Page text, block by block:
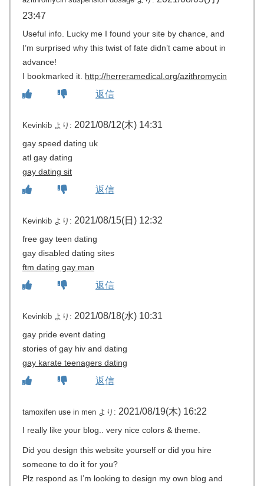
23:47
Useful info. Lucky me I found your site by chance, and
I’m surprised why this twist of fate didn’t came about in
advance!
I bookmarked it. http://herreramedical.org/azithromycin
返信
Kevinkib より: 2021/08/12(木) 14:31
gay speed dating uk
atl gay dating
gay dating sit
返信
Kevinkib より: 2021/08/15(日) 12:32
free gay teen dating
gay disabled dating sites
ftm dating gay man
返信
Kevinkib より: 2021/08/18(水) 10:31
gay pride event dating
stories of gay hiv and dating
gay karate teenagers dating
返信
tamoxifen use in men より: 2021/08/19(木) 16:22
I really like your blog.. very nice colors & theme.
Did you design this website yourself or did you hire
someone to do it for you?
Plz respond as I’m looking to design my own blog and